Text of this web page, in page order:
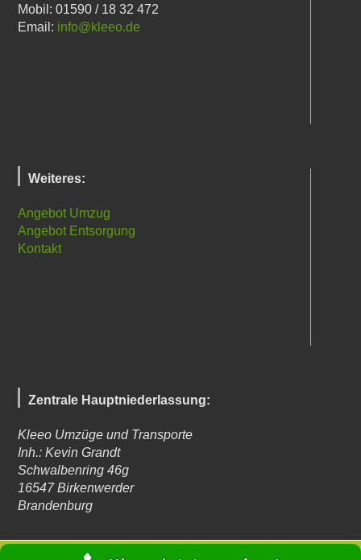
Mobil: 01590 / 18 32 472
Email: info@kleeo.de
Weiteres:
Angebot Umzug
Angebot Entsorgung
Kontakt
Zentrale Hauptniederlassung:
Kleeo Umzüge und Transporte
Inh.: Kevin Grandt
Schwalbenring 46g
16547 Birkenwerder
Brandenburg